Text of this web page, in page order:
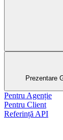
Prezentare
Pentru Agenție
Pentru Client
Referință API